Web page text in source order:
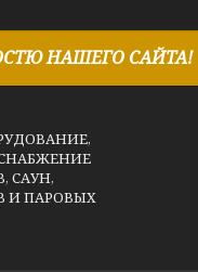
НАШЕГО САЙТА!
САУН,
И ПАРОВЫХ